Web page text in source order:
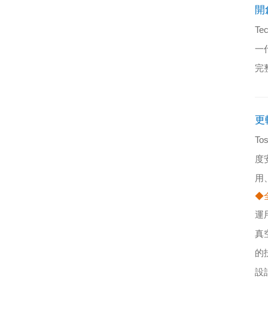
一
完
更
度
用
◆
運
真
的
設